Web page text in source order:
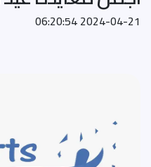
2024-04-21 06:20:54